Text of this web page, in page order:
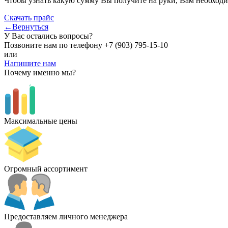
Скачать прайс
←Вернуться
У Вас остались вопросы?
Позвоните нам по телефону +7 (903) 795-15-10
или
Напишите нам
Почему именно мы?
Максимальные цены
Огромный ассортимент
Предоставляем личного менеджера